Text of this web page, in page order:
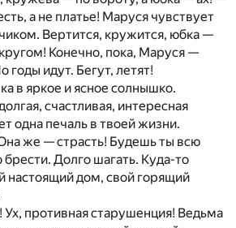
а не платье! Маруся чувствует
Вертится, кружится, юбка —
Конечно, пока, Маруся —
годы идут. Бегут, летят!
в яркое и ясное солнышко.
счастливая, интересная
одна печаль в твоей жизни.
же — страсть! Будешь ты всю
Долго шагать. Куда-то
настоящий дом, свой горящий
Ух, противная старушенция! Ведьма